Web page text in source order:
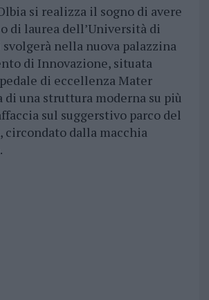
si realizza il sogno di avere
di laurea dell’Università di
svolgerà nella nuova palazzina
di Innovazione, situata
di eccellenza Mater
di una struttura moderna su più
sul suggerstivo parco del
circondato dalla macchia